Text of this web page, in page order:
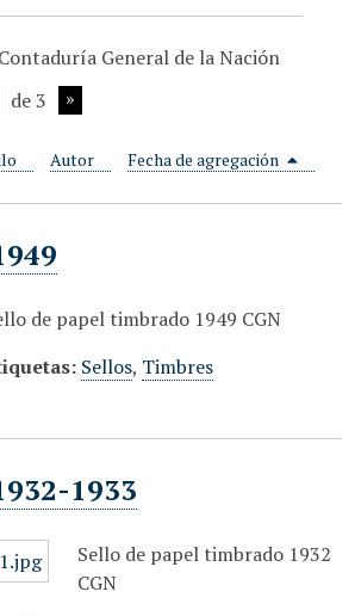
General de la Nación
de 3
Autor Fecha de agregación
de papel timbrado 1949 CGN
Sellos, Timbres
1933
Sello de papel timbrado 1932
CGN